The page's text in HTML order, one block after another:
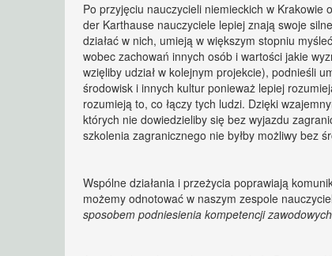
Po przyjęciu nauczycieli niemieckich w
der Karthause nauczyciele lepiej znają swoje
działać w nich, umieją w większym stopniu
wobec zachowań innych osób i wartości jakie
wzięliby udział w kolejnym projekcie), podnieśli
środowisk i innych kultur ponieważ lepiej
rozumieją to, co łączy tych ludzi. Dzięki
których nie dowiedzieliby się bez wyjazdu
szkolenia zagranicznego nie byłby możliwy bez
Wspólne działania i przeżycia poprawiają
możemy odnotować w naszym zespole
sposobem podniesienia kompetencji